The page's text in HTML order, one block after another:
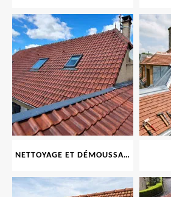
NETTOYAGE ET DÉMOUSSAGE DE TOITURE ET FAÇADE 69